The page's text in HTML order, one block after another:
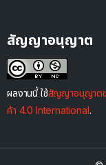
สัญญาอนุญาต
ผลงานนี้ ใช้สัญญาอนุญาตข
ค้า 4.0 International.